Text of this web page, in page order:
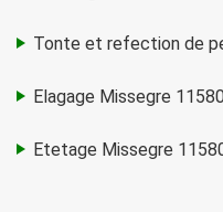
Tonte et refection de
Elagage Missegre
Etetage Missegre